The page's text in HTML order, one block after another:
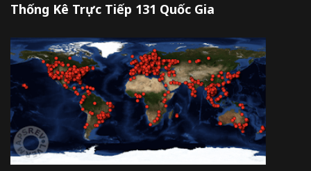
Thống Kê Trực Tiếp 131 Quốc Gia